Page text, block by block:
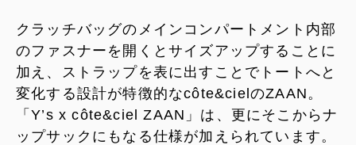
クラッチバッグのメインコンパートメント内部
のファスナーを開くとサイズアップすることに
加え、ストラップを表に出すことでトートへと
変化する設計が特徴的なcôte&cielのZAAN。
「Y’s x côte&ciel ZAAN」は、更にそこからナ
ップサックにもなる仕様が加えられています。